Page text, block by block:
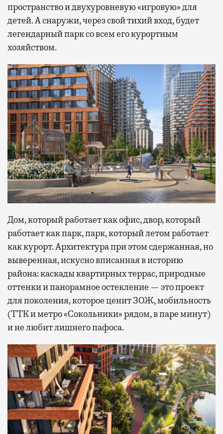
пространство и двухуровневую «игровую» для
детей. А снаружи, через свой тихий вход, будет
легендарный парк со всем его курортным
хозяйством.
Дом, который работает как офис, двор, который
работает как парк, парк, который летом работает
как курорт. Архитектура при этом сдержанная, но
выверенная, искусно вписанная в историю
района: каскады квартирных террас, природные
оттенки и панорамное остекление — это проект
для поколения, которое ценит ЗОЖ, мобильность
(ТТК и метро «Сокольники» рядом, в паре минут)
и не любит лишнего пафоса.